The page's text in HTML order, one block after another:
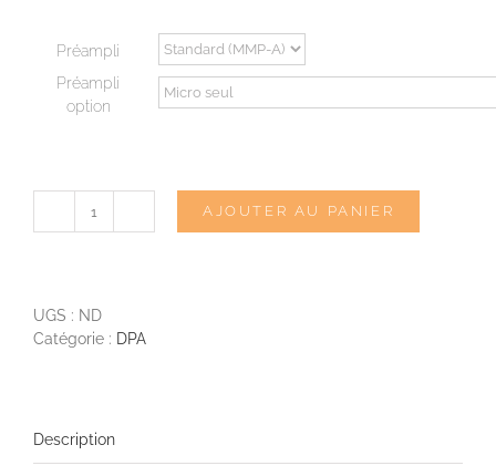
420,00€
Préampli
Préampli
option
quantité
AJOUTER AU PANIER
UGS : ND
Catégorie : DPA
Description